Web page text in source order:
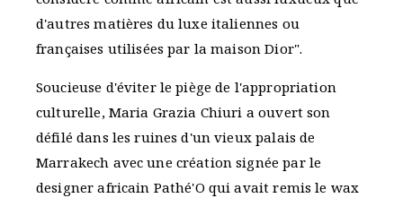
d'autres matières du luxe italiennes ou
françaises utilisées par la maison Dior".
Soucieuse d'éviter le piège de l'appropriation
culturelle, Maria Grazia Chiuri a ouvert son
défilé dans les ruines d'un vieux palais de
Marrakech avec une création signée par le
designer africain Pathé'O qui avait remis le wax